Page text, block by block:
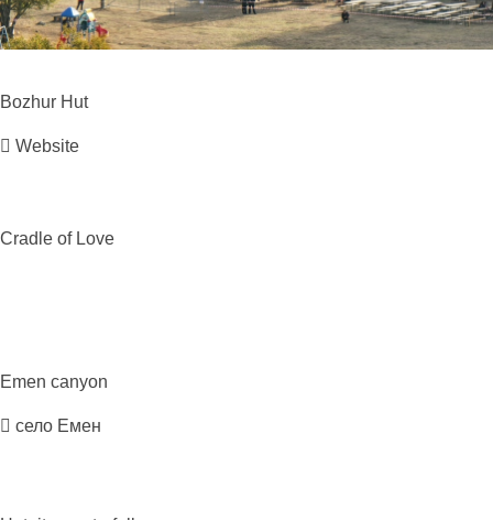
Bozhur Hut
Website
Cradle of Love
Emen canyon
село Емен